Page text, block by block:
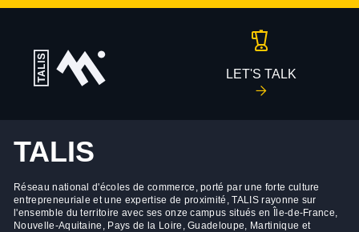
LET'S TALK
TALIS
Réseau national d'écoles de commerce, porté par une forte culture
entrepreneuriale et une expertise de proximité, TALIS rayonne sur
l'ensemble du territoire avec ses onze campus situés en Île-de-France,
Nouvelle-Aquitaine, Pays de la Loire, Guadeloupe, Martinique et